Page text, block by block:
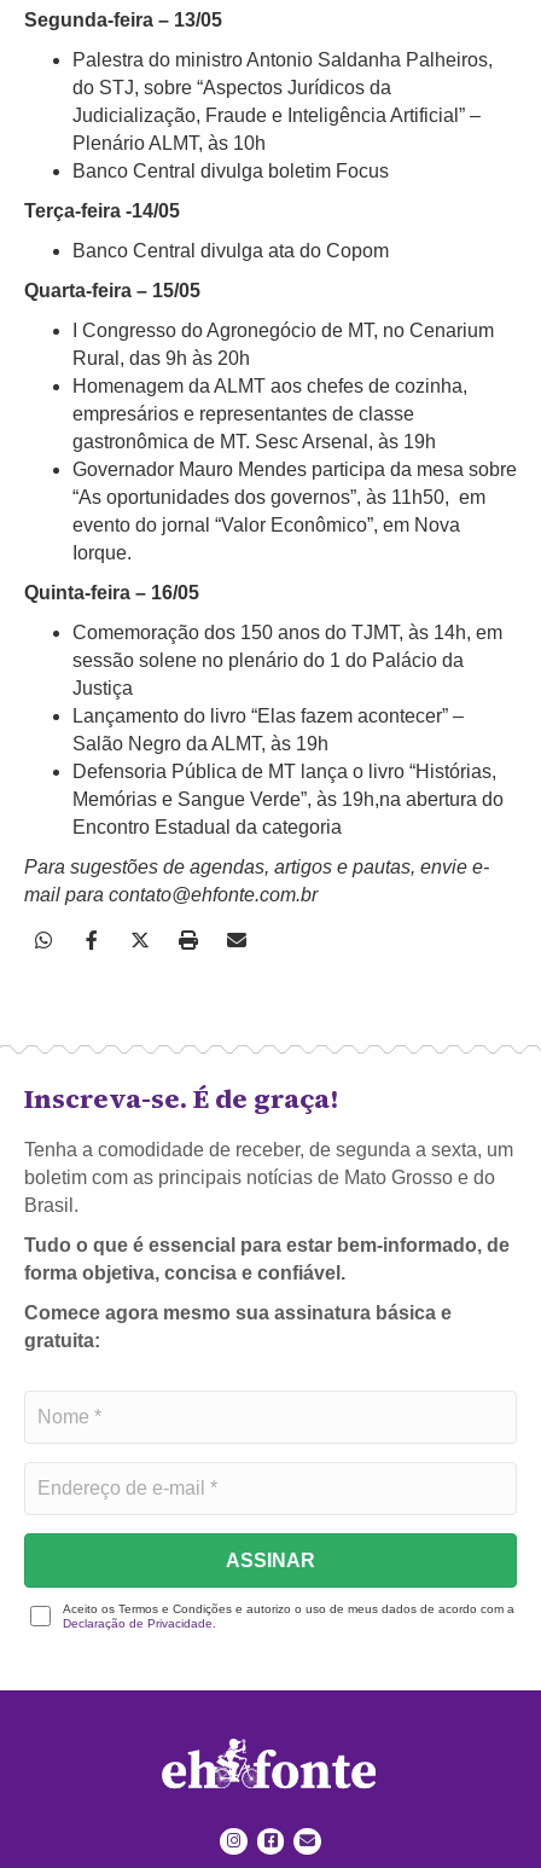
Segunda-feira – 13/05
Palestra do ministro Antonio Saldanha Palheiros,
do STJ, sobre “Aspectos Jurídicos da
Judicialização, Fraude e Inteligência Artificial” –
Plenário ALMT, às 10h
Banco Central divulga boletim Focus
Terça-feira -14/05
Banco Central divulga ata do Copom
Quarta-feira – 15/05
I Congresso do Agronegócio de MT, no Cenarium
Rural, das 9h às 20h
Homenagem da ALMT aos chefes de cozinha,
empresários e representantes de classe
gastronômica de MT. Sesc Arsenal, às 19h
Governador Mauro Mendes participa da mesa sobre
“As oportunidades dos governos”, às 11h50, em
evento do jornal “Valor Econômico”, em Nova
Iorque.
Quinta-feira – 16/05
Comemoração dos 150 anos do TJMT, às 14h, em
sessão solene no plenário do 1 do Palácio da
Justiça
Lançamento do livro “Elas fazem acontecer” –
Salão Negro da ALMT, às 19h
Defensoria Pública de MT lança o livro “Histórias,
Memórias e Sangue Verde”, às 19h,na abertura do
Encontro Estadual da categoria
Para sugestões de agendas, artigos e pautas, envie e-
mail para contato@ehfonte.com.br
Inscreva-se. É de graça!
Tenha a comodidade de receber, de segunda a sexta, um
boletim com as principais notícias de Mato Grosso e do
Brasil.
Tudo o que é essencial para estar bem-informado, de
forma objetiva, concisa e confiável.
Comece agora mesmo sua assinatura básica e
gratuita:
ASSINAR
Aceito os Termos e Condições e autorizo o uso de meus dados de acordo com a
Declaração de Privacidade.